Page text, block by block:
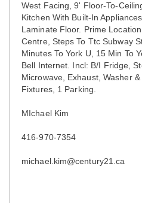
West Facing, 9' Floor-To-
Kitchen With Built-In
Laminate Floor. Prime
Centre, Steps To Ttc Subway
Minutes To York U, 15 Min To
Bell Internet. Incl: B/I Fridge,
Microwave, Exhaust, Washer
Fixtures, 1 Parking.
MIchael Kim
416-970-7354
michael.kim@century21.ca